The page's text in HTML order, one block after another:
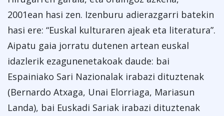
2001ean hasi zen. Izenburu adierazgarri batekin
hasi ere: “Euskal kulturaren ajeak eta literatura”.
Aipatu gaia jorratu dutenen artean euskal
idazlerik ezagunenetakoak daude: bai
Espainiako Sari Nazionalak irabazi dituztenak
(Bernardo Atxaga, Unai Elorriaga, Mariasun
Landa), bai Euskadi Sariak irabazi dituztenak